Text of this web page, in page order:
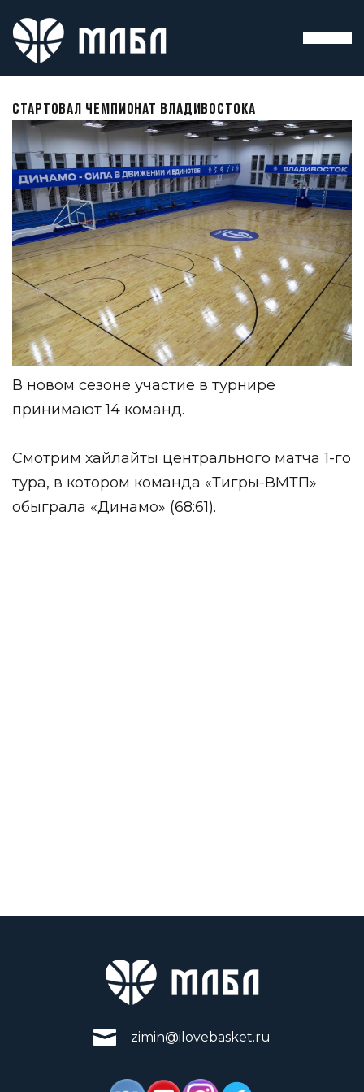
СТАРТОВАЛ ЧЕМПИОНАТ ВЛАДИВОСТОКА
В новом сезоне участие в турнире
принимают 14 команд.
Смотрим хайлайты центрального матча 1-го
тура, в котором команда «Тигры-ВМТП»
обыграла «Динамо» (68:61).
zimin@ilovebasket.ru